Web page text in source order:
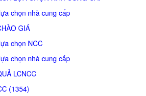
chọn nhà cung cấp
GIÁ
chọn NCC
chọn nhà cung cấp
LCNCC
(1354)